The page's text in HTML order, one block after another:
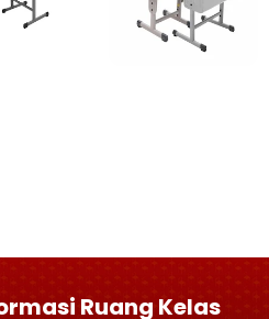
Ruang Kelas